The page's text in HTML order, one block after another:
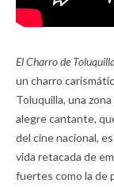
El Charro de
un charro
Toluquilla, una
alegre cantante,
del cine nacional,
vida retacada de
fuertes como la de